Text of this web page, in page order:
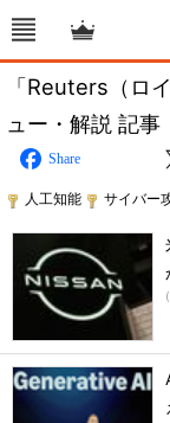
「Reuters（ロ
ュー・解説 記事
Share
人工知能 サイバー
(